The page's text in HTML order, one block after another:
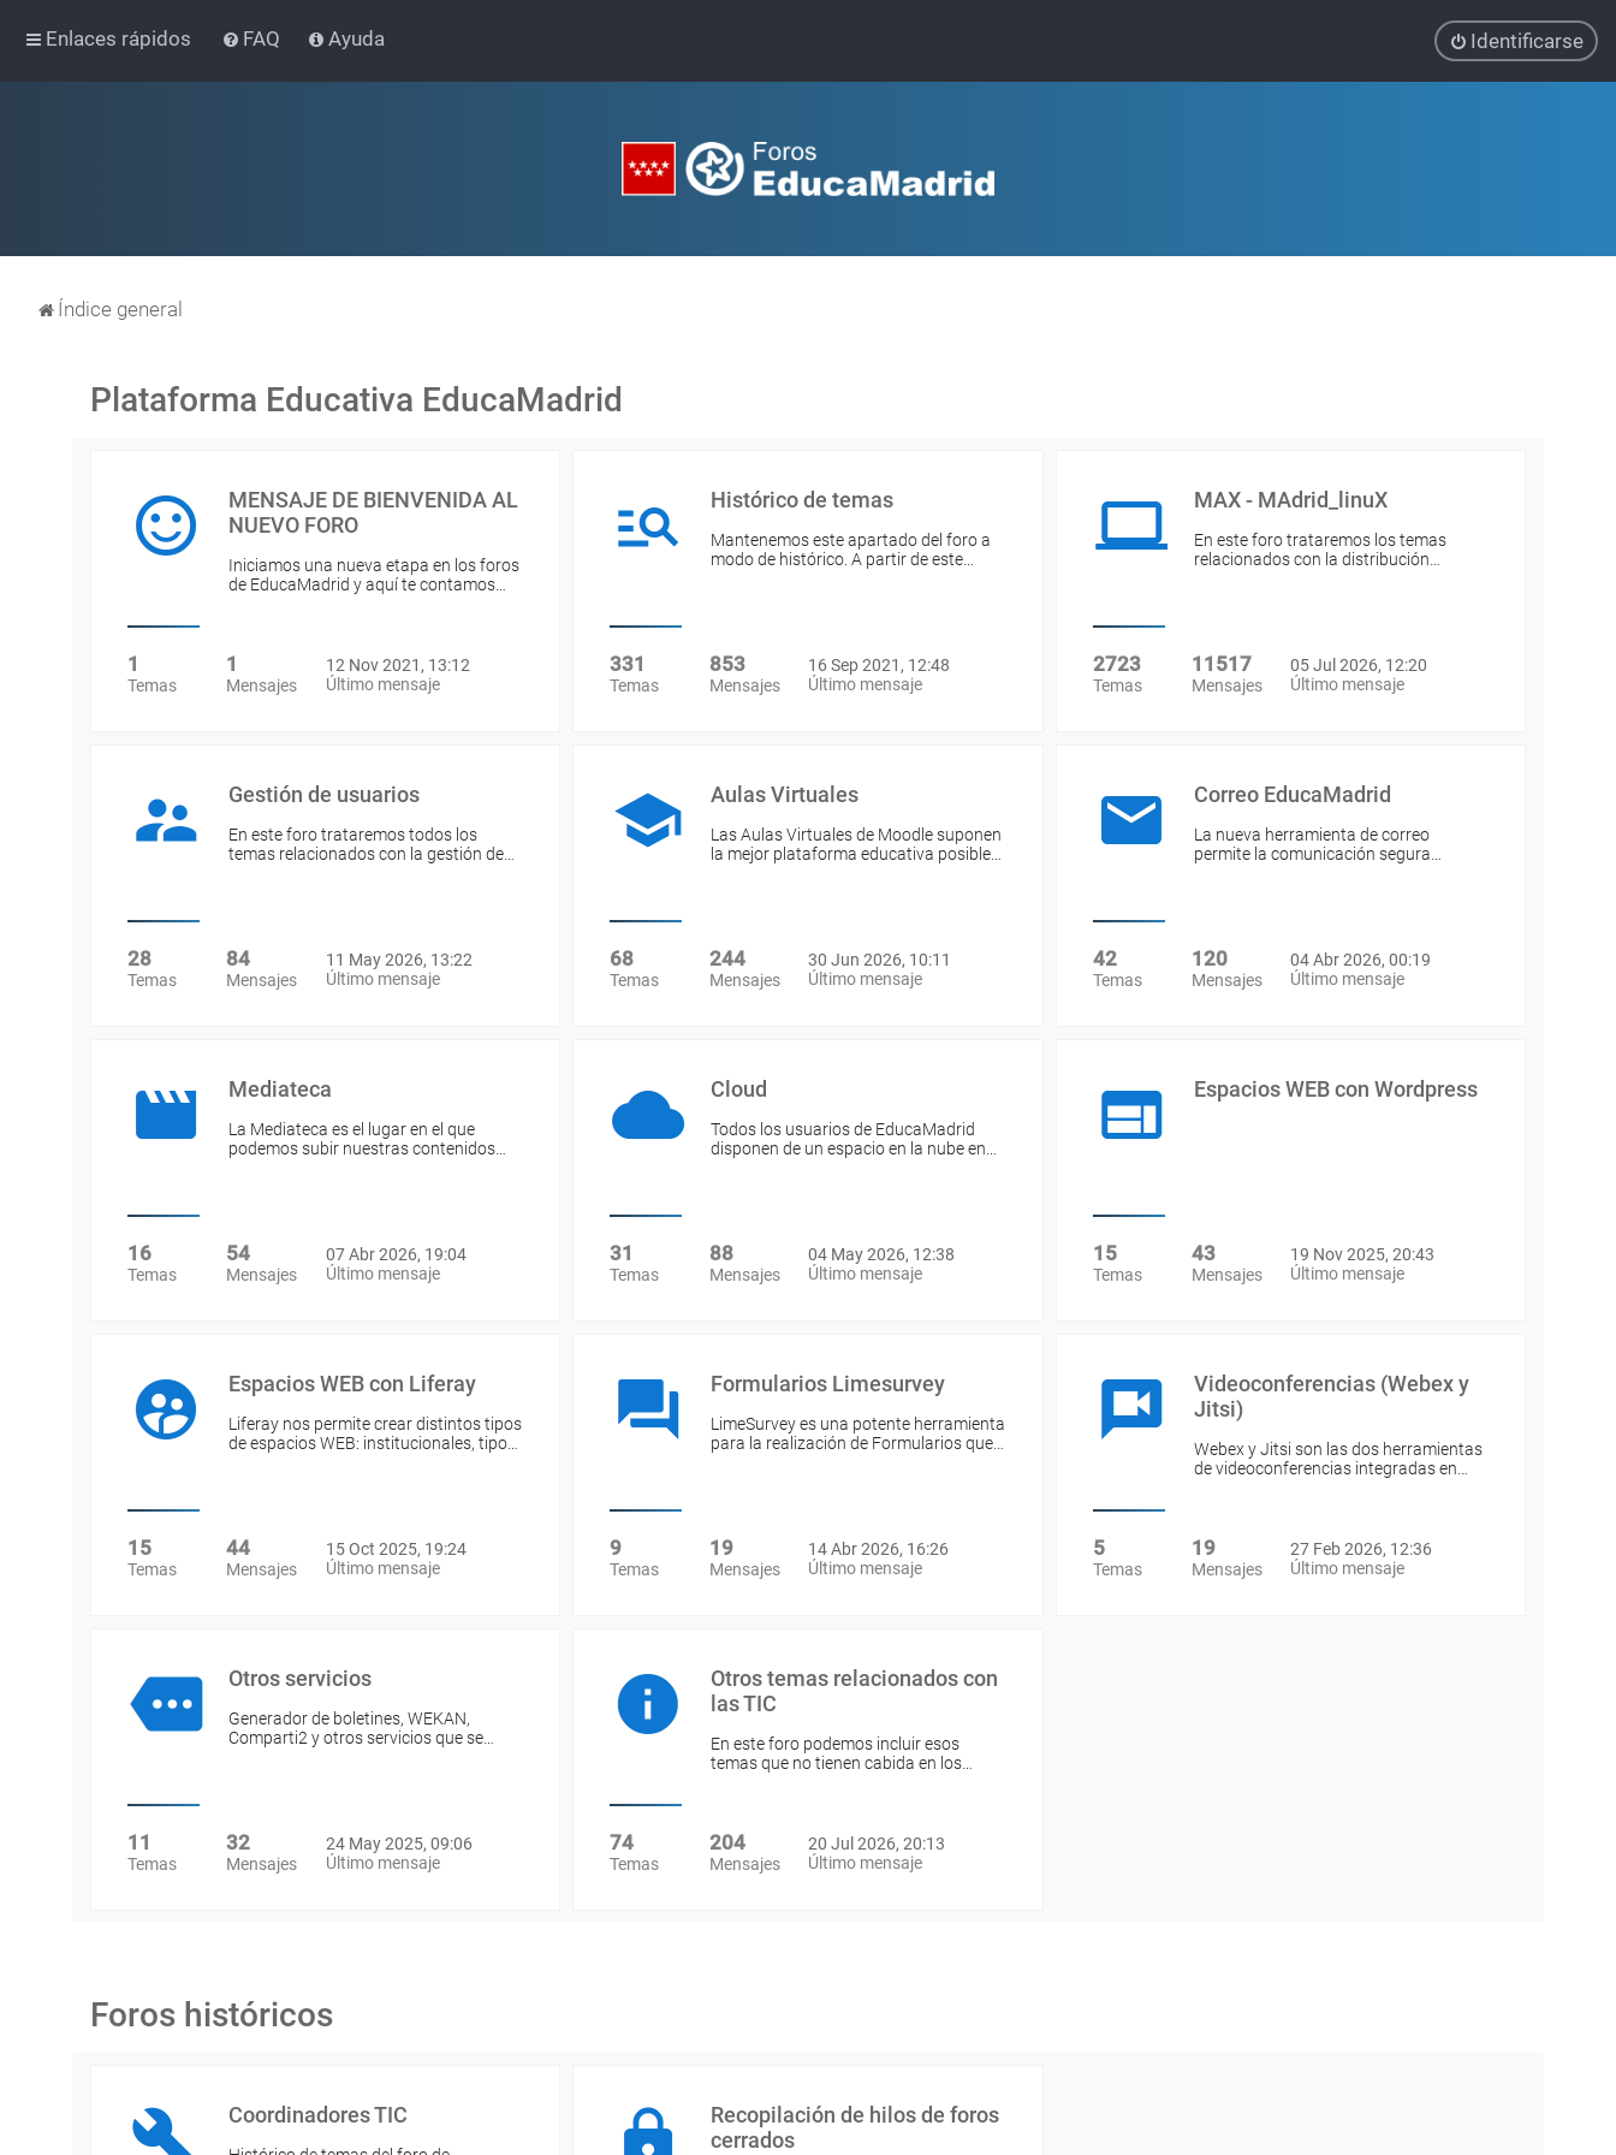
Enlaces rápidos FAQ Ayuda Identificarse
Índice general
Plataforma Educativa EducaMadrid
MENSAJE DE BIENVENIDA AL
NUEVO FORO
Iniciamos una nueva etapa en los foros
de EducaMadrid y aquí te contamos…
1
Temas
1
Mensajes
12 Nov 2021, 13:12
Último mensaje
Histórico de temas
Mantenemos este apartado del foro a
modo de histórico. A partir de este…
331
Temas
853
Mensajes
16 Sep 2021, 12:48
Último mensaje
MAX - MAdrid_linuX
En este foro trataremos los temas
relacionados con la distribución…
2723
Temas
11517
Mensajes
05 Jul 2026, 12:20
Último mensaje
Gestión de usuarios
En este foro trataremos todos los
temas relacionados con la gestión de…
28
Temas
84
Mensajes
11 May 2026, 13:22
Último mensaje
Aulas Virtuales
Las Aulas Virtuales de Moodle suponen
la mejor plataforma educativa posible…
68
Temas
244
Mensajes
30 Jun 2026, 10:11
Último mensaje
Correo EducaMadrid
La nueva herramienta de correo
permite la comunicación segura…
42
Temas
120
Mensajes
04 Abr 2026, 00:19
Último mensaje
Mediateca
La Mediateca es el lugar en el que
podemos subir nuestras contenidos…
16
Temas
54
Mensajes
07 Abr 2026, 19:04
Último mensaje
Cloud
Todos los usuarios de EducaMadrid
disponen de un espacio en la nube en…
31
Temas
88
Mensajes
04 May 2026, 12:38
Último mensaje
Espacios WEB con Wordpress
15
Temas
43
Mensajes
19 Nov 2025, 20:43
Último mensaje
Espacios WEB con Liferay
Liferay nos permite crear distintos tipos
de espacios WEB: institucionales, tipo…
15
Temas
44
Mensajes
15 Oct 2025, 19:24
Último mensaje
Formularios Limesurvey
LimeSurvey es una potente herramienta
para la realización de Formularios que…
9
Temas
19
Mensajes
14 Abr 2026, 16:26
Último mensaje
Videoconferencias (Webex y
Jitsi)
Webex y Jitsi son las dos herramientas
de videoconferencias integradas en…
5
Temas
19
Mensajes
27 Feb 2026, 12:36
Último mensaje
Otros servicios
Generador de boletines, WEKAN,
Comparti2 y otros servicios que se…
11
Temas
32
Mensajes
24 May 2025, 09:06
Último mensaje
Otros temas relacionados con
las TIC
En este foro podemos incluir esos
temas que no tienen cabida en los…
74
Temas
204
Mensajes
20 Jul 2026, 20:13
Último mensaje
Foros históricos
Coordinadores TIC
Recopilación de hilos de foros
cerrados